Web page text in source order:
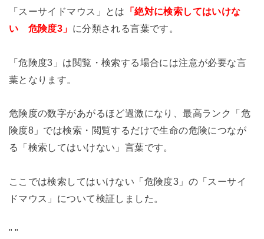
「スーサイドマウス」とは 「絶対に検索してはいけな
い 危険度3」 に分類される言葉です。
「危険度3」 は閲覧・検索する場合には注意が必要な言
葉となります。
危険度の数字があがるほど過激になり、最高ランク「危
険度8」では検索・閲覧するだけで生命の危険につなが
る「検索してはいけない」 言葉です。
ここでは検索してはいけない 「危険度3」の 「スーサイ
ドマウス」について検証しました。
" "